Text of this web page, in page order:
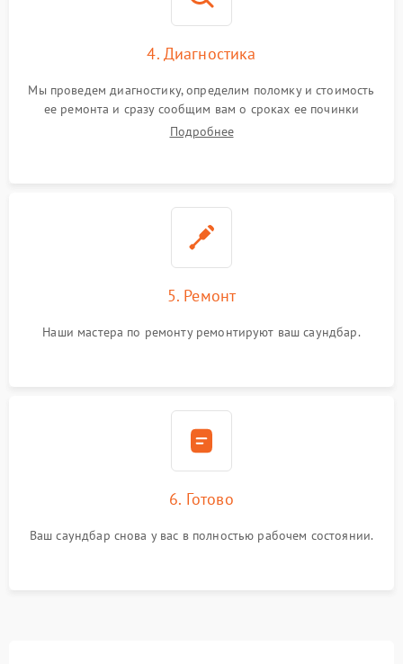
4. Диагностика
Мы проведем диагностику, определим поломку и стоимость
ее ремонта и сразу сообщим вам о сроках ее починки
Подробнее
5. Ремонт
Наши мастера по ремонту ремонтируют ваш саундбар.
6. Готово
Ваш саундбар снова у вас в полностью рабочем состоянии.